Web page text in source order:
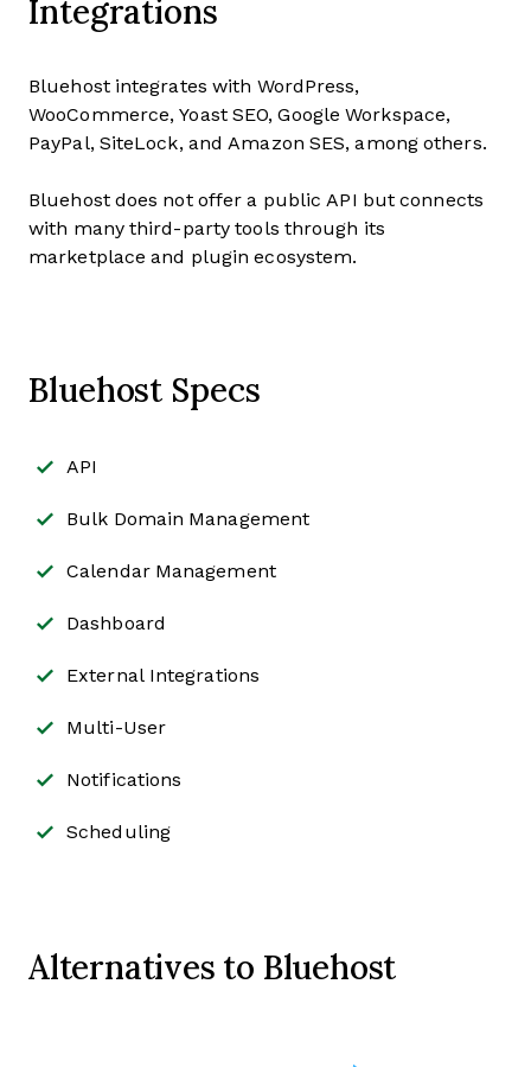
Integrations
Bluehost integrates with WordPress,
WooCommerce, Yoast SEO, Google Workspace,
PayPal, SiteLock, and Amazon SES, among others.
Bluehost does not offer a public API but connects
with many third-party tools through its
marketplace and plugin ecosystem.
Bluehost Specs
API
Bulk Domain Management
Calendar Management
Dashboard
External Integrations
Multi-User
Notifications
Scheduling
Alternatives to Bluehost